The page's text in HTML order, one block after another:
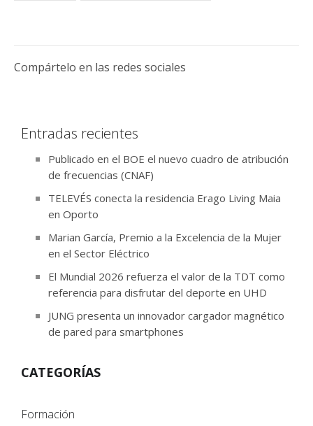
Compártelo en las redes sociales
Entradas recientes
Publicado en el BOE el nuevo cuadro de atribución
de frecuencias (CNAF)
TELEVÉS conecta la residencia Erago Living Maia
en Oporto
Marian García, Premio a la Excelencia de la Mujer
en el Sector Eléctrico
El Mundial 2026 refuerza el valor de la TDT como
referencia para disfrutar del deporte en UHD
JUNG presenta un innovador cargador magnético
de pared para smartphones
CATEGORÍAS
Formación